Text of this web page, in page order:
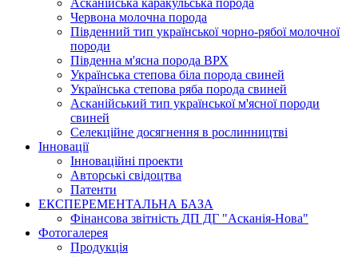
Асканійська каракульська порода
Червона молочна порода
Південний тип української чорно-рябої молочної
породи
Південна м'ясна порода ВРХ
Українська степова біла порода свиней
Українська степова ряба порода свиней
Асканійський тип української м'ясної породи
свиней
Селекційне досягнення в рослинництві
Інновації
Інноваційні проекти
Авторські свідоцтва
Патенти
ЕКСПЕРЕМЕНТАЛЬНА БАЗА
Фінансова звітність ДП ДГ "Асканія-Нова"
Фотогалерея
Продукція